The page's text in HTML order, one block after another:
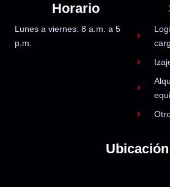
Horario
Lunes a viernes: 8 a.m. a 5
p.m.
Ubicación